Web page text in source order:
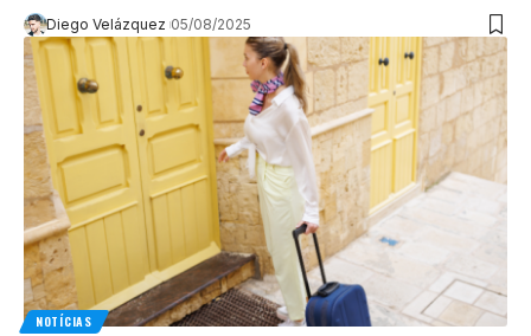
Diego Velázquez 05/08/2025
NOTÍCIAS